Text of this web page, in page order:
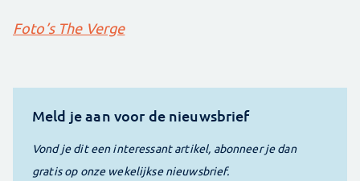
Foto’s The Verge
Meld je aan voor de nieuwsbrief
Vond je dit een interessant artikel, abonneer je dan
gratis op onze wekelijkse nieuwsbrief.